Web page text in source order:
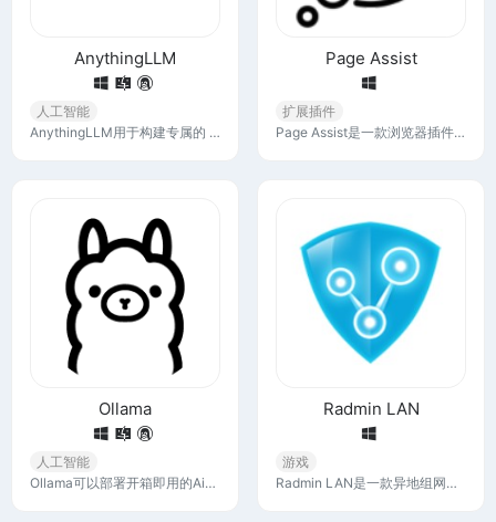
AnythingLLM
人工智能
AnythingLLM用于构建专属的 AI 知识库和聊天机器人。它允许用户将任何文档、资源或内容转化为可交互的上下文，供大型语言模型（LLM）使用，从而实现对话式问答和知识管理。
Page Assist
扩展插件
Page Assist是一款浏览器插件，可为您的本地 AI 模型提供侧边栏和 Web UI。它允许您从任何网页与您的模型进行交互。下载完后，拖动文件到浏览器扩展管理页面安装即可。
Ollama
人工智能
Ollama可以部署开箱即用的Ai大模型，省去安装环境和下载模型的步骤，让零基础的人也能在本地启动并运行 DeepSeek-R1，Llama 3.3，Gemma 2等AI大模型
Radmin LAN
游戏
Radmin LAN是一款异地组网工具，旨在通过虚拟局域网（LAN）技术，将不同地理位置的设备连接在一起，它不仅支持远程工作和在线游戏，还能轻松搭建小型虚拟局域网。